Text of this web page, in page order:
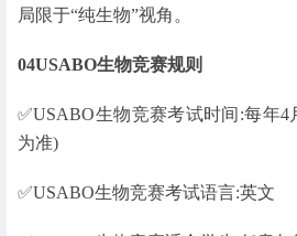
局限于“纯生物”视角。
04USABO生物竞赛规则
✅️USABO生物竞赛考试时间:每年
为准)
✅️USABO生物竞赛考试语言:英文